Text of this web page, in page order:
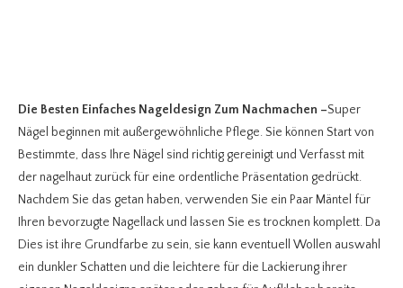
Die Besten Einfaches Nageldesign Zum Nachmachen –Super
Nägel beginnen mit außergewöhnliche Pflege. Sie können Start von
Bestimmte, dass Ihre Nägel sind richtig gereinigt und Verfasst mit
der nagelhaut zurück für eine ordentliche Präsentation gedrückt.
Nachdem Sie das getan haben, verwenden Sie ein Paar Mäntel für
Ihren bevorzugte Nagellack und lassen Sie es trocknen komplett. Da
Dies ist ihre Grundfarbe zu sein, sie kann eventuell Wollen auswahl
ein dunkler Schatten und die leichtere für die Lackierung ihrer